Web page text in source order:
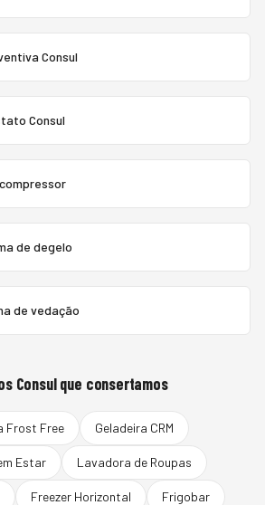
Consul
Consul
de degelo
de vedação
Consulque consertamos
Frost Free Geladeira CRM
Estar Lavadora de Roupas
Freezer Horizontal Frigobar